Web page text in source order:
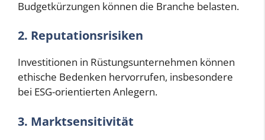
Budgetkürzungen können die Branche belasten.
2. Reputationsrisiken
Investitionen in Rüstungsunternehmen können
ethische Bedenken hervorrufen, insbesondere
bei ESG-orientierten Anlegern.
3. Marktsensitivität